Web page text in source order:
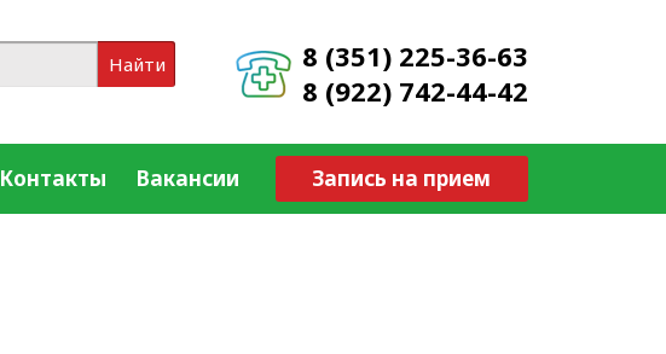
8 (351) 225-36-63
8 (922) 742-44-42
Найти
Запись на прием
Контакты Вакансии